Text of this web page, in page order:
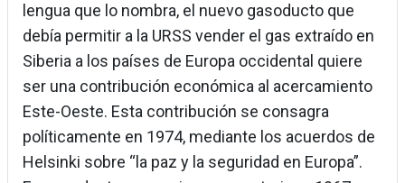
lengua que lo nombra, el nuevo gasoducto que
debía permitir a la URSS vender el gas extraído en
Siberia a los países de Europa occidental quiere
ser una contribución económica al acercamiento
Este-Oeste. Esta contribución se consagra
políticamente en 1974, mediante los acuerdos de
Helsinki sobre “la paz y la seguridad en Europa”.